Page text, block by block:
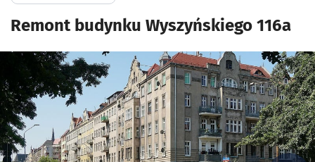
Remont budynku Wyszyńskiego 116a
Kliknij, aby powiększyć